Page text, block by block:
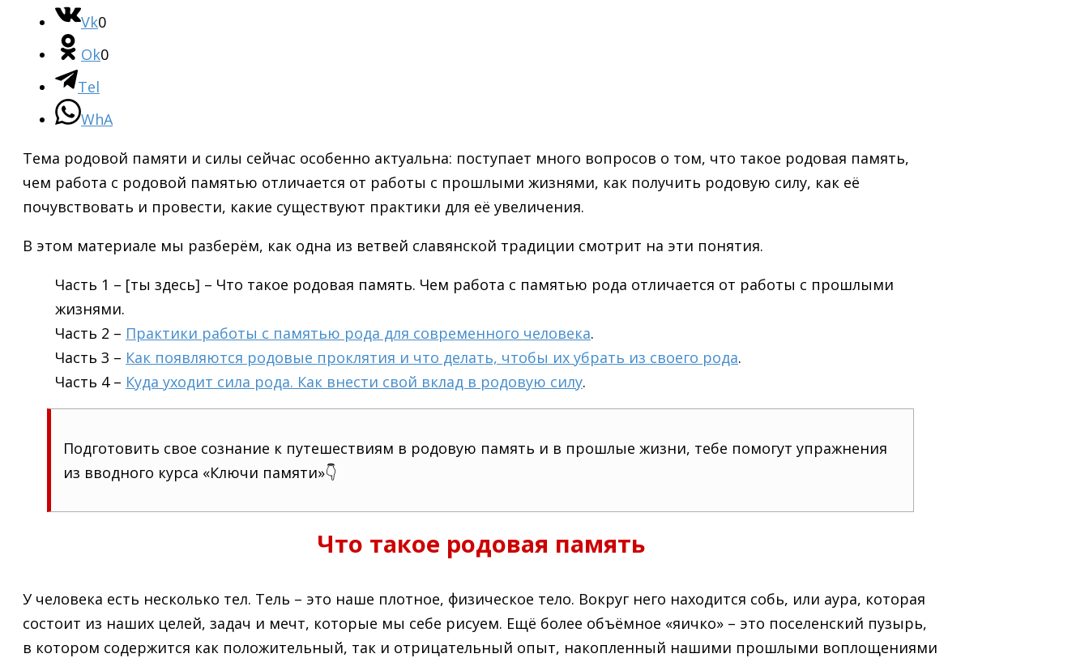
Vk0
Ok0
Tel
WhA
Тема родовой памяти и силы сейчас особенно актуальна: поступает много вопросов о том, что такое родовая память,
чем работа с родовой памятью отличается от работы с прошлыми жизнями, как получить родовую силу, как её
почувствовать и провести, какие существуют практики для её увеличения.
В этом материале мы разберём, как одна из ветвей славянской традиции смотрит на эти понятия.
Часть 1 – [ты здесь] – Что такое родовая память. Чем работа с памятью рода отличается от работы с прошлыми
жизнями.
Часть 2 – Практики работы с памятью рода для современного человека.
Часть 3 – Как появляются родовые проклятия и что делать, чтобы их убрать из своего рода.
Часть 4 – Куда уходит сила рода. Как внести свой вклад в родовую силу.
Подготовить свое сознание к путешествиям в родовую память и в прошлые жизни, тебе помогут упражнения
из вводного курса «Ключи памяти»👇
Что такое родовая память
У человека есть несколько тел. Тель – это наше плотное, физическое тело. Вокруг него находится собь, или аура, которая
состоит из наших целей, задач и мечт, которые мы себе рисуем. Ещё более объёмное «яичко» – это поселенский пузырь,
в котором содержится как положительный, так и отрицательный опыт, накопленный нашими прошлыми воплощениями